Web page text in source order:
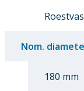
Nom.
180 mm